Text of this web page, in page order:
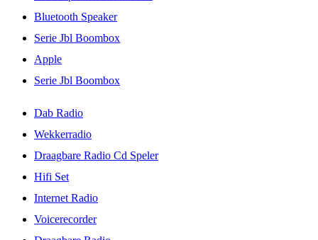
Bluetooth Speaker
Serie Jbl Boombox
Apple
Serie Jbl Boombox
Dab Radio
Wekkerradio
Draagbare Radio Cd Speler
Hifi Set
Internet Radio
Voicerecorder